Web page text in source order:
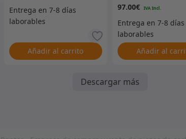
Añadir al carrito
97.00€
Añadir al
Descargar más